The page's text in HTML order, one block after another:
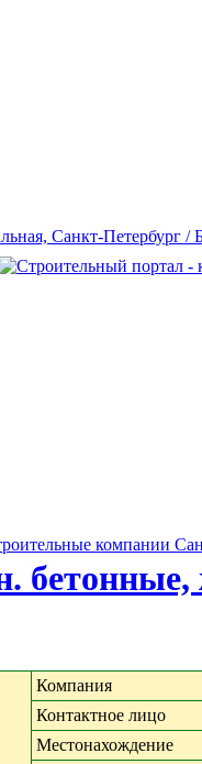
компании
бетонные,
Компания
Контактное лицо
Местонахождение